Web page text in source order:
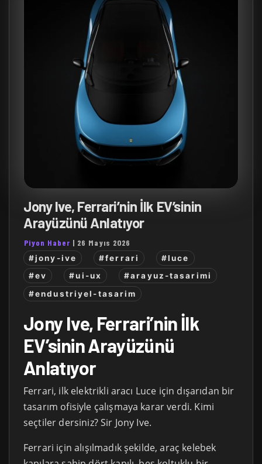
Jony Ive, Ferrari’nin İlk EV’sinin
Arayüzünü Anlatıyor
Piyon Haber | 26 Mayıs 2026
#jony-ive #ferrari
#luce
#ev
#ui-ux
#arayuz-tasarimi
#endustriyel-tasarim
Jony Ive, Ferrari’nin İlk
EV’sinin Arayüzünü
Anlatıyor
Ferrari, ilk elektrikli aracı Luce için dışarıdan bir
tasarım ofisiyle çalışmaya karar verdi. Kimi
seçtiler dersiniz? Sir Jony Ive.
Ferrari için alışılmadık şekilde, araç kelebek